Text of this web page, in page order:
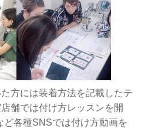
方には装着方法を記載したテ
舗では付け方レッスンを開
ど各種SNSでは付け方動画を